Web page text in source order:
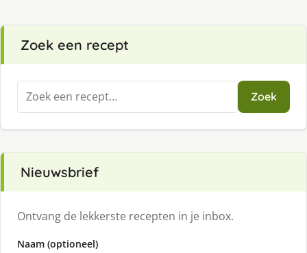
Zoek een recept
Zoeken
naar:
Zoek
Nieuwsbrief
Ontvang de lekkerste recepten in je inbox.
Naam (optioneel)